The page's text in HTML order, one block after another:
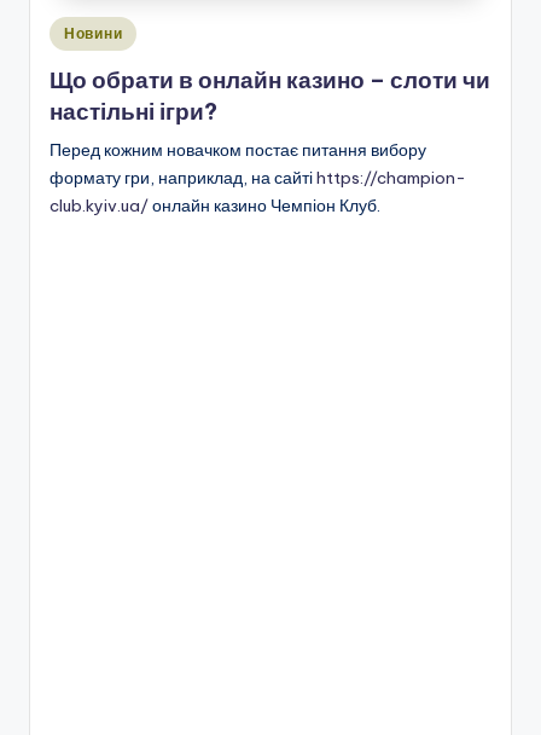
Опубліковано
Новини
Що обрати в онлайн казино – слоти чи
настільні ігри?
Перед кожним новачком постає питання вибору
формату гри, наприклад, на сайтіhttps://champion-
club.kyiv.ua/онлайн казино Чемпіон Клуб.